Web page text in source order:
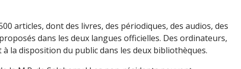
articles, dont des livres, des périodiques, des audios, des
dans les deux langues officielles. Des ordinateurs,
la disposition du public dans les deux bibliothèques.